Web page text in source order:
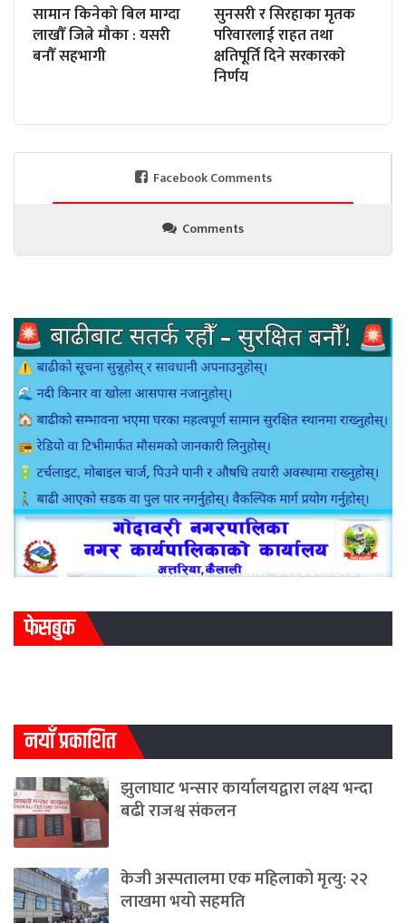
सामान किनेको बिल माग्दा
लाखौँ जित्ने मौका : यसरी
बनौँ सहभागी
सुनसरी र सिरहाका मृतक
परिवारलाई राहत तथा
क्षतिपूर्ति दिने सरकारकाे
निर्णय
Facebook Comments
Comments
फेसबुक
नयाँ प्रकाशित
झुलाघाट भन्सार कार्यालयद्वारा लक्ष्य भन्दा
बढी राजश्व संकलन
केजी अस्पतालमा एक महिलाको मृत्यु: २२
लाखमा भयो सहमति